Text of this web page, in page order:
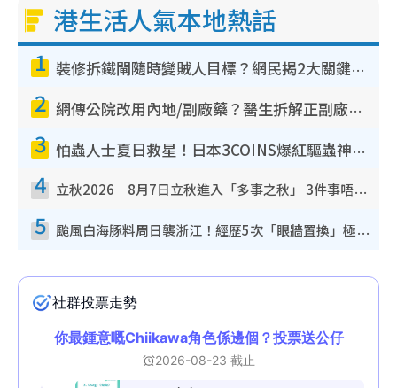
港生活人氣本地熱話
1 裝修拆鐵閘隨時變賊人目標？網民揭2大關鍵用途：裝新式等於白裝？附新舊鐵閘分別
2 網傳公院改用內地/副廠藥？醫生拆解正副廠分別 揭4類人換藥隨時出事
3 怕蟲人士夏日救星！日本3COINS爆紅驅蟲神器$45起 1招「全程免觸碰」輕鬆搞定小強
4 立秋2026｜8月7日立秋進入「多事之秋」 3件事唔做得！專家教6招開運 清枱頭／銀包納氣接好運
5 颱風白海豚料周日襲浙江！經歷5次「眼牆置換」極罕見 成登陸內地最長途颱風